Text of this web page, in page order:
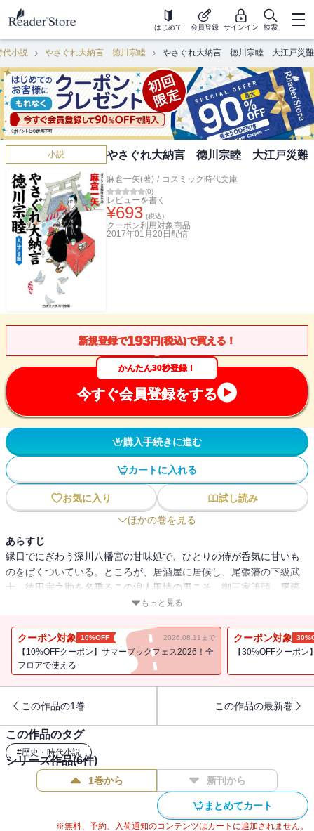
はじめて 会員登録 サインイン 検索
代小説 やさぐれ大納言 徳川宗睦 やさぐれ大納言 徳川宗睦 大江戸災難
小説 やさぐれ大納言 徳川宗睦 大江戸災難
麻倉一矢(著) / コスミック時代文庫
(0)
レビューを書く
¥693 (税込)
クーポン利用対象商品
2017年01月20日 配信
新規登録で193円(税込)で買える！
かんたん30秒登録！
今すぐ会員登録をする
購入手続きに進む
カートに入れる
お気に入り
試し読み
ほかの巻を見る
あらすじ
縁日でにぎわう深川八幡宮の甘味処で、ひとりの侍が呑気に甘いも
のをぱくついている。ところが、居酒屋に居候し、尾張藩の下級武
士、徳田宗之助を名乗るこの浪人風情の男こそ、御三家筆頭、尾張
九代藩主にして従二位大納言、しかも次期将軍の呼び声も高い徳川
が、そんな宗睦を激高させる出来事が起こる。尾張家を目の敵にす
る老中・田沼意次が貿易商・長崎屋らと結託。宗睦の正室の蘭癖に
目を付け、密貿易の疑いをかけてきたのだ。しかも長崎屋は邪教徒
た運命の決断は!? 好評シリーズ、第三弾!!
もっと見る
クーポン対象 10%OFF 2026.08.11まで
【10%OFFクーポン】サマーブックフェス2026！全
フロアで使える
クーポン対象
【30%OFFクーポ
この作品の1巻 この作品の最新巻
この作品のタグ
#歴史・時代小説
シリーズ作品(6件)
1巻から 新刊から
まとめてカート
※無料、予約、入荷通知のコンテンツはカートに追加されません。